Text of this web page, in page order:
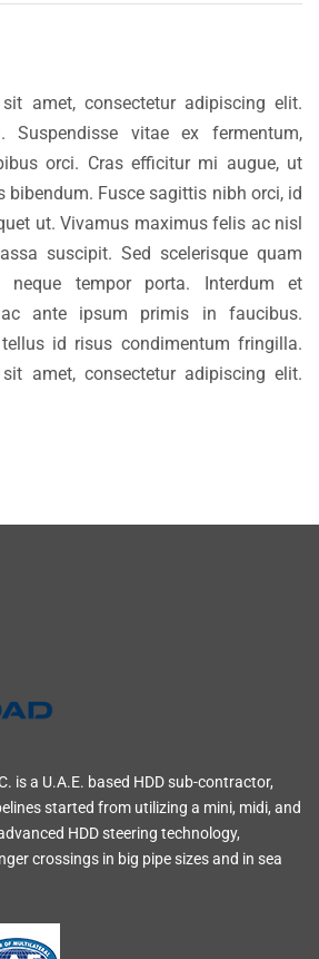
amet, consectetur adipiscing elit.
vitae ex fermentum,
orci. Cras efficitur mi augue, ut
bibendum. Fusce sagittis nibh orci, id
ut. Vivamus maximus felis ac nisl
suscipit. Sed scelerisque quam
neque tempor porta. Interdum et
ante ipsum primis in faucibus.
id risus condimentum fringilla.
amet, consectetur adipiscing elit.
is a U.A.E. based HDD sub-contractor,
started from utilizing a mini, midi, and
HDD steering technology,
crossings in big pipe sizes and in sea